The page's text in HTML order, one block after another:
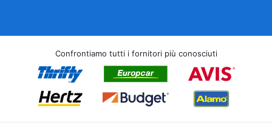
Confrontiamo tutti i fornitori più conosciuti